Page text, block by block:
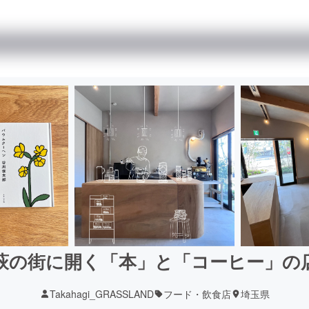
の街に開く「本」と「コーヒー」の
Takahagi_GRASSLAND フード・飲食店 埼玉県